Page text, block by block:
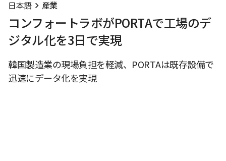
日本語 産業
コンフォートラボがPORTAで工場のデ
ジタル化を3日で実現
韓国製造業の現場負担を軽減、PORTAは既存設備で
迅速にデータ化を実現